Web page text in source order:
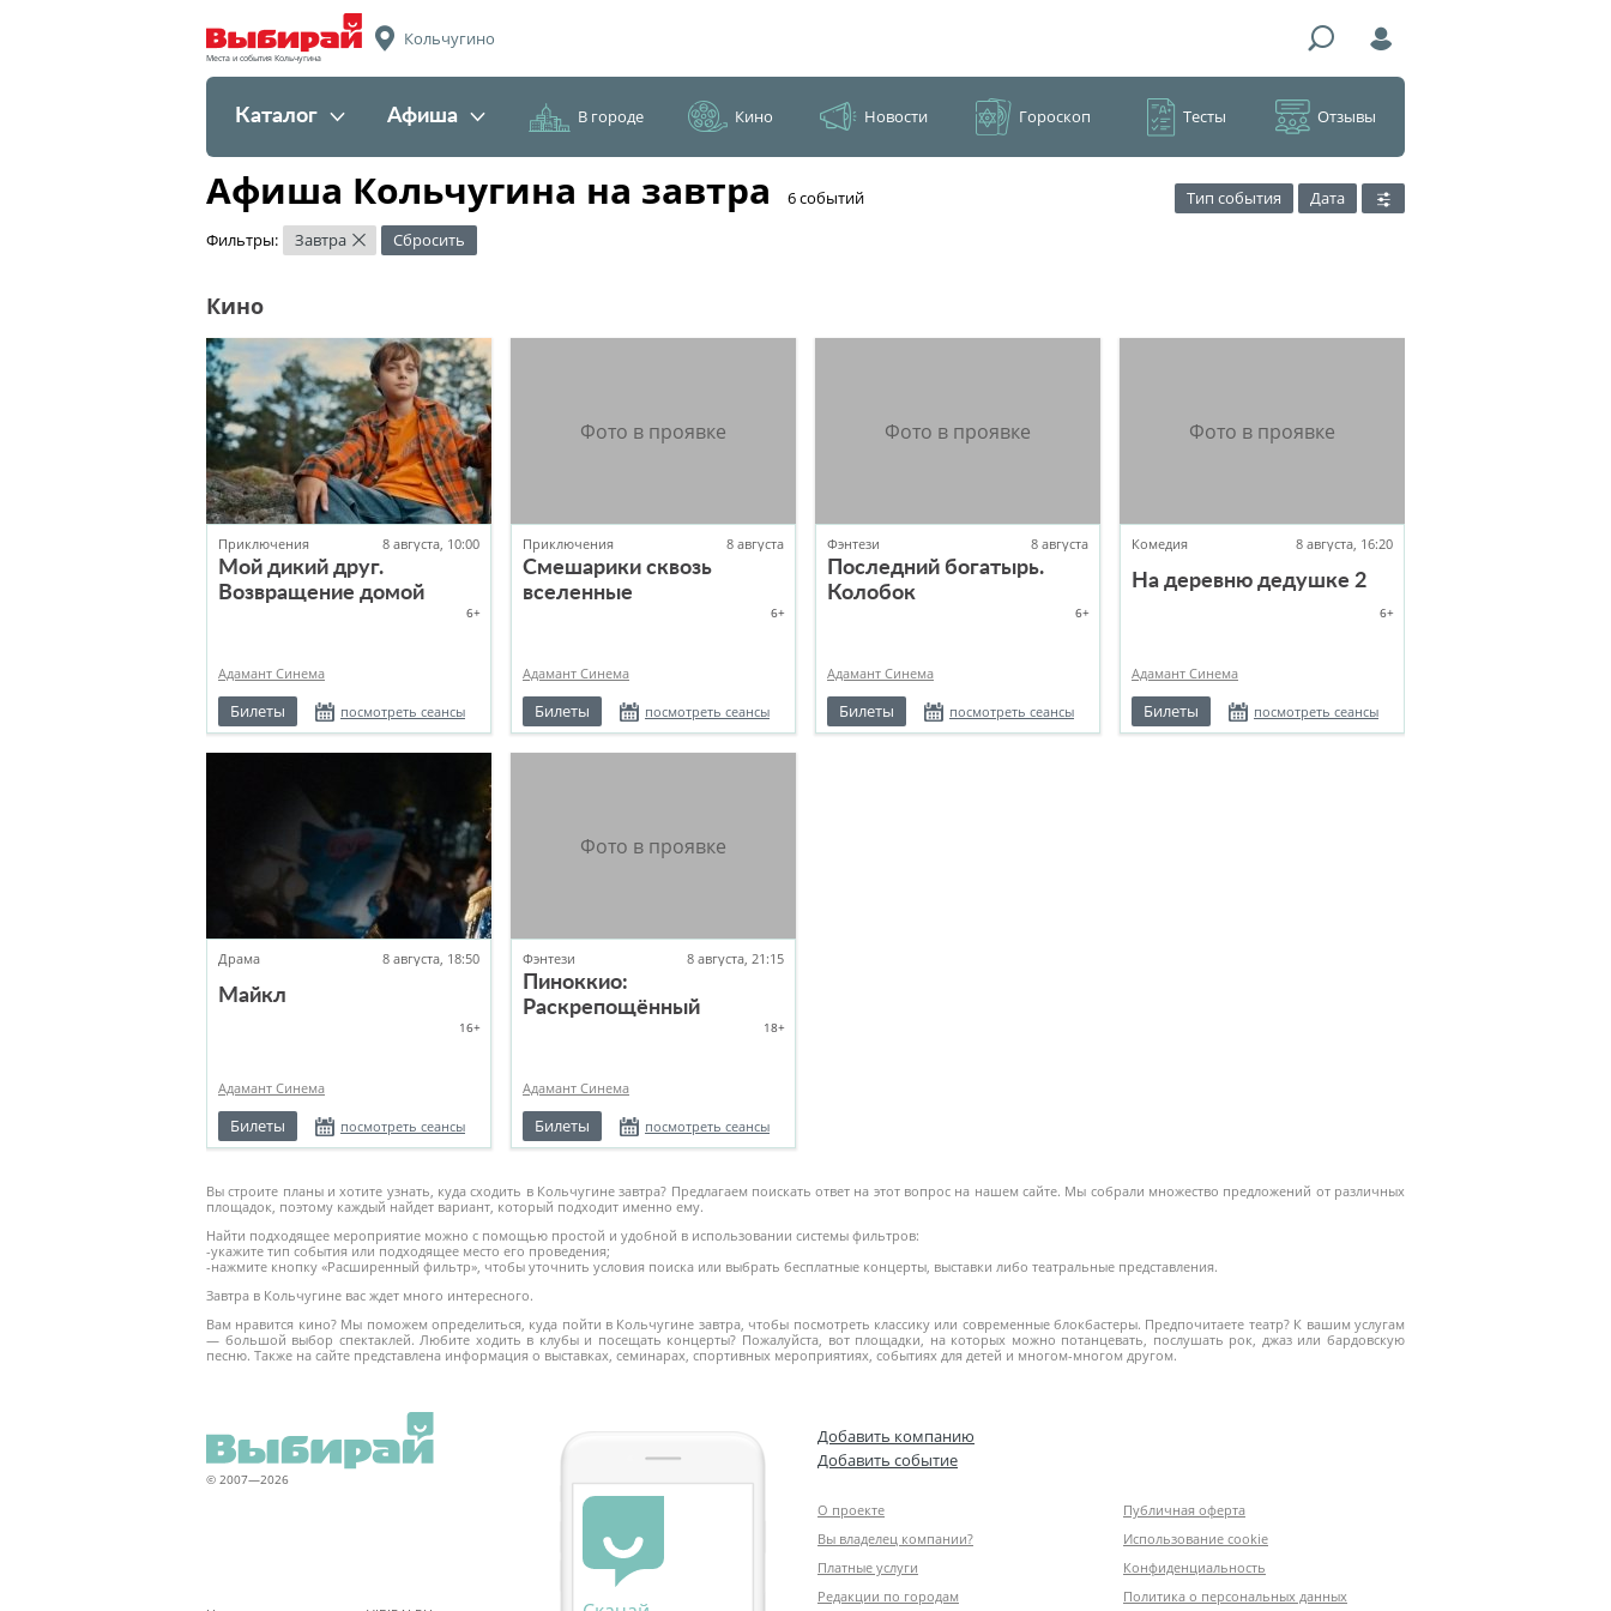
Места и события Кольчугина
Кольчугино
Каталог Афиша В городе Кино Новости Гороскоп Тесты Отзывы
Афиша Кольчугина на завтра ​6 событий Тип события
Дата
Фильтры:
Завтра × Сбросить
Вы строите планы и хотите узнать, куда сходить в Кольчугине завтра? Предлагаем поискать ответ на этот вопрос на нашем сайте. Мы собрали множество предложений от различных
площадок, поэтому каждый найдет вариант, который подходит именно ему.
Найти подходящее мероприятие можно с помощью простой и удобной в использовании системы фильтров:
-укажите тип события или подходящее место его проведения;
-нажмите кнопку «Расширенный фильтр», чтобы уточнить условия поиска или выбрать бесплатные концерты, выставки либо театральные представления.
Завтра в Кольчугине вас ждет много интересного.
Вам нравится кино? Мы поможем определиться, куда пойти в Кольчугине завтра, чтобы посмотреть классику или современные блокбастеры. Предпочитаете театр? К вашим услугам
— большой выбор спектаклей. Любите ходить в клубы и посещать концерты? Пожалуйста, вот площадки, на которых можно потанцевать, послушать рок, джаз или бардовскую
песню. Также на сайте представлена информация о выставках, семинарах, спортивных мероприятиях, событиях для детей и многом-многом другом.
Кино
Приключения 8 августа, 10:00
Мой дикий друг.
Возвращение домой
6+
Адамант Синема
Билеты посмотреть сеансы
Приключения 8 августа
Смешарики сквозь
вселенные
6+
Адамант Синема
Билеты посмотреть сеансы
Фэнтези 8 августа
Последний богатырь.
Колобок
6+
Адамант Синема
Билеты посмотреть сеансы
Комедия 8 августа, 16:20
На деревню дедушке 2
6+
Адамант Синема
Билеты посмотреть сеансы
Драма 8 августа, 18:50
Майкл
16+
Адамант Синема
Билеты посмотреть сеансы
Фэнтези 8 августа, 21:15
Пиноккио:
Раскрепощённый
18+
Адамант Синема
Билеты посмотреть сеансы
© 2007—2026
Добавить компанию
Добавить событие
О проекте
Вы владелец компании?
Платные услуги
Редакции по городам
Публичная оферта
Использование cookie
Конфиденциальность
Политика о персональных данных